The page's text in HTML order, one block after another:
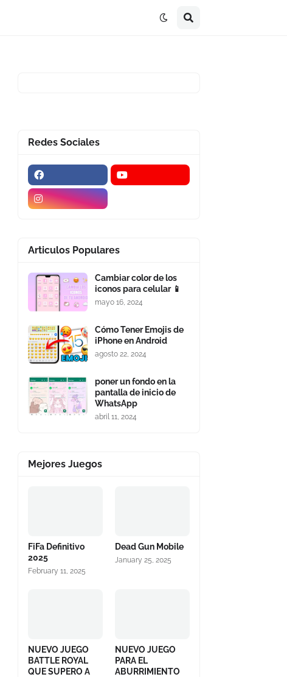
Redes Sociales
Articulos Populares
Cambiar color de los
iconos para celular 📱
mayo 16, 2024
Cómo Tener Emojis de
iPhone en Android
agosto 22, 2024
poner un fondo en la
pantalla de inicio de
WhatsApp
abril 11, 2024
Mejores Juegos
FiFa Definitivo
2025
February 11, 2025
Dead Gun Mobile
January 25, 2025
NUEVO JUEGO
BATTLE ROYAL
QUE SUPERO A
NUEVO JUEGO
PARA EL
ABURRIMIENTO